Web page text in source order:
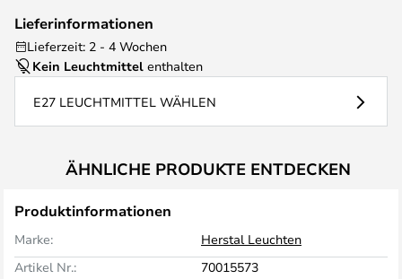
Lieferinformationen
Lieferzeit: 2 - 4 Wochen
Kein Leuchtmittel enthalten
E27 LEUCHTMITTEL WÄHLEN
ÄHNLICHE PRODUKTE ENTDECKEN
Produktinformationen
Marke:
Herstal Leuchten
Artikel Nr.:
70015573